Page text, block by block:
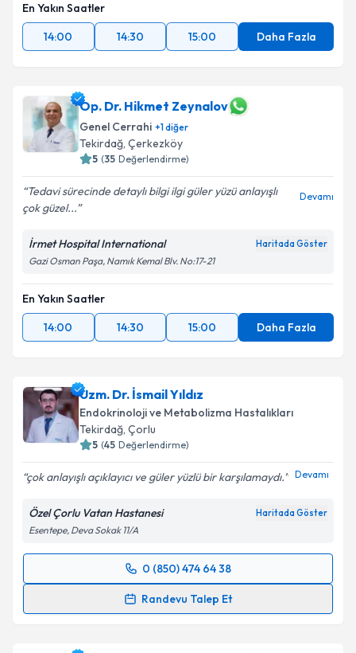
En Yakın Saatler
14:00
14:30 15:00 Daha Fazla
Op. Dr. Hikmet Zeynalov
Genel Cerrahi +1diğer
Tekirdağ, Çerkezköy
5 (35 Değerlendirme)
Tedavi sürecinde detaylı bilgi ilgi güler yüzü anlayışlı
çok güzel...
Devamı
İrmet Hospital International Haritada Göster
Gazi Osman Paşa, Namık Kemal Blv. No:17-21
En Yakın Saatler
14:00
14:30 15:00 Daha Fazla
Uzm. Dr. İsmail Yıldız
Endokrinoloji ve Metabolizma Hastalıkları
Tekirdağ, Çorlu
5 (45 Değerlendirme)
çok anlayışlı açıklayıcı ve güler yüzlü bir karşılamaydı. Devamı
Özel Çorlu Vatan Hastanesi Haritada Göster
Esentepe, Deva Sokak 11/A
0 (850) 474 64 38
Randevu Talep Et
Randevu Takvimi Talebi